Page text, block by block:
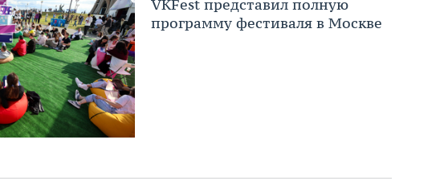
VKFest представил полную
программу фестиваля в Москве